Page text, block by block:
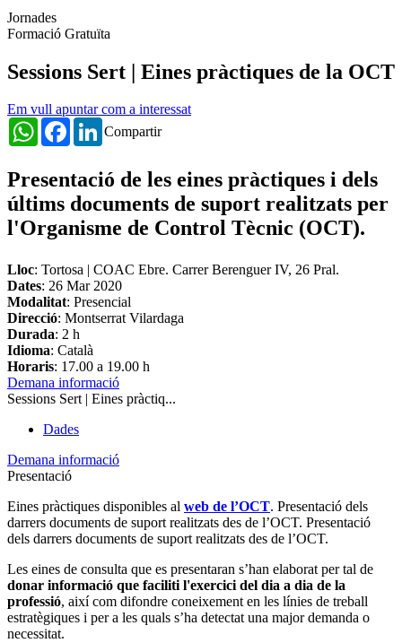
Jornades
Formació Gratuïta
Sessions Sert | Eines pràctiques de la OCT
Em vull apuntar com a interessat
Compartir
WhatsAppFacebookLinkedIn
Presentació de les eines pràctiques i dels
últims documents de suport realitzats per
l'Organisme de Control Tècnic (OCT).
Lloc: Tortosa | COAC Ebre. Carrer Berenguer IV, 26 Pral.
Dates: 26 Mar 2020
Modalitat: Presencial
Direcció: Montserrat Vilardaga
Durada: 2 h
Idioma: Català
Horaris: 17.00 a 19.00 h
Demana informació
Sessions Sert | Eines pràctiq...
Dades
Demana informació
Presentació
Eines pràctiques disponibles al web de l’OCT. Presentació dels
darrers documents de suport realitzats des de l’OCT. Presentació
dels darrers documents de suport realitzats des de l’OCT.
Les eines de consulta que es presentaran s’han elaborat per tal de
donar informació que faciliti l'exercici del dia a dia de la
professió, així com difondre coneixement en les línies de treball
estratègiques i per a les quals s’ha detectat una major demanda o
necessitat.